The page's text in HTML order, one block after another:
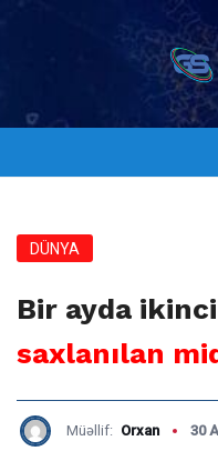
DÜNYA
Bir ayda
saxlanılan
Müəllif: Orxan 30